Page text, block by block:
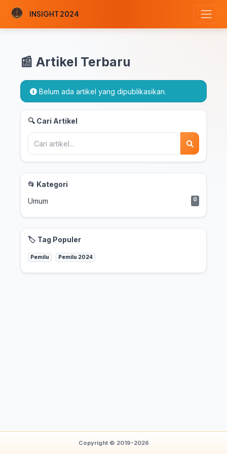
INSIGHT 2024
📰 Artikel Terbaru
Belum ada artikel yang dipublikasikan.
🔍 Cari Artikel
📂 Kategori
Umum
0
🏷️ Tag Populer
Pemilu Pemilu 2024
Copyright © 2019-2026